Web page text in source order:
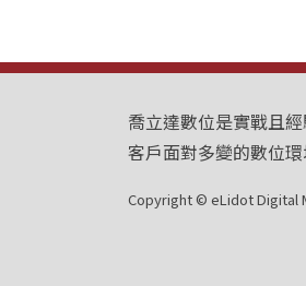
喬立達數位是實戰且
客戶面對多變的數位
Copyright © eLidot Digital